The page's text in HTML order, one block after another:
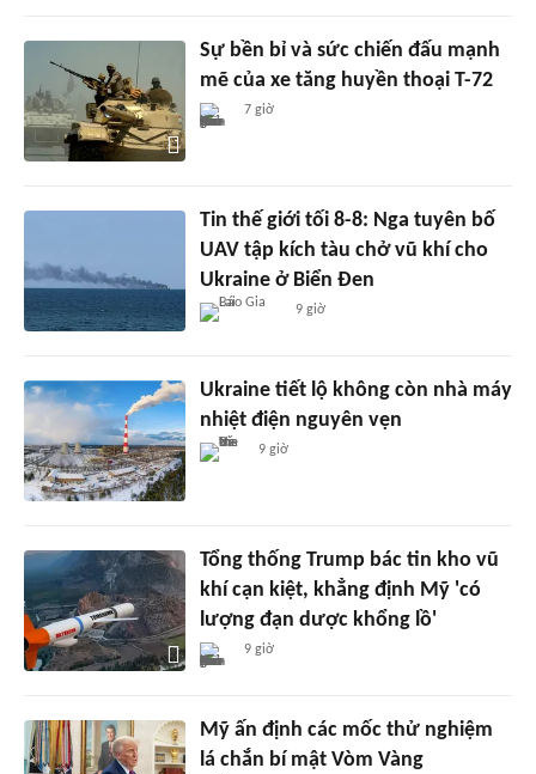
Sự bền bỉ và sức chiến đấu mạnh
mẽ của xe tăng huyền thoại T-72
7 giờ
Tin thế giới tối 8-8: Nga tuyên bố
UAV tập kích tàu chở vũ khí cho
Ukraine ở Biển Đen
9 giờ
Ukraine tiết lộ không còn nhà máy
nhiệt điện nguyên vẹn
9 giờ
Tổng thống Trump bác tin kho vũ
khí cạn kiệt, khẳng định Mỹ 'có
lượng đạn dược khổng lồ'
9 giờ
Mỹ ấn định các mốc thử nghiệm
lá chắn bí mật Vòm Vàng